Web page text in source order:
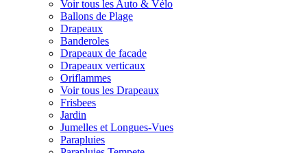
Voir tous les Auto & Vélo
Ballons de Plage
Drapeaux
Banderoles
Drapeaux de facade
Drapeaux verticaux
Oriflammes
Voir tous les Drapeaux
Frisbees
Jardin
Jumelles et Longues-Vues
Parapluies